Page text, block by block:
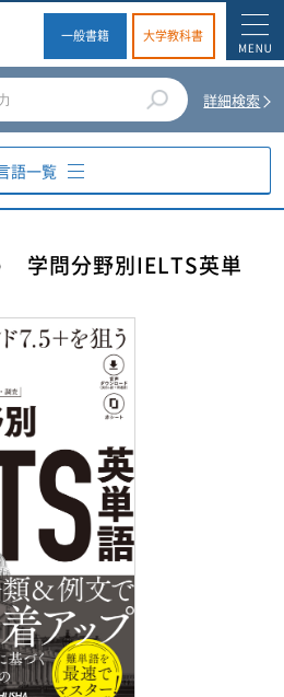
一般書籍 大学教科書
詳細検索
語一覧
学問分野別IELTS英単